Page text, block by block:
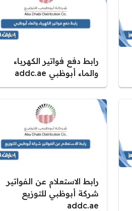
رابط دفع فواتير الكهرباء
والماء أبوظبي addc.ae
رابط الاستعلام عن الفواتير
شركة أبوظبي للتوزيع
addc.ae